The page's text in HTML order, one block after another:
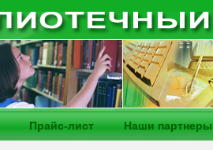
Прайс-лист Наши партнеры